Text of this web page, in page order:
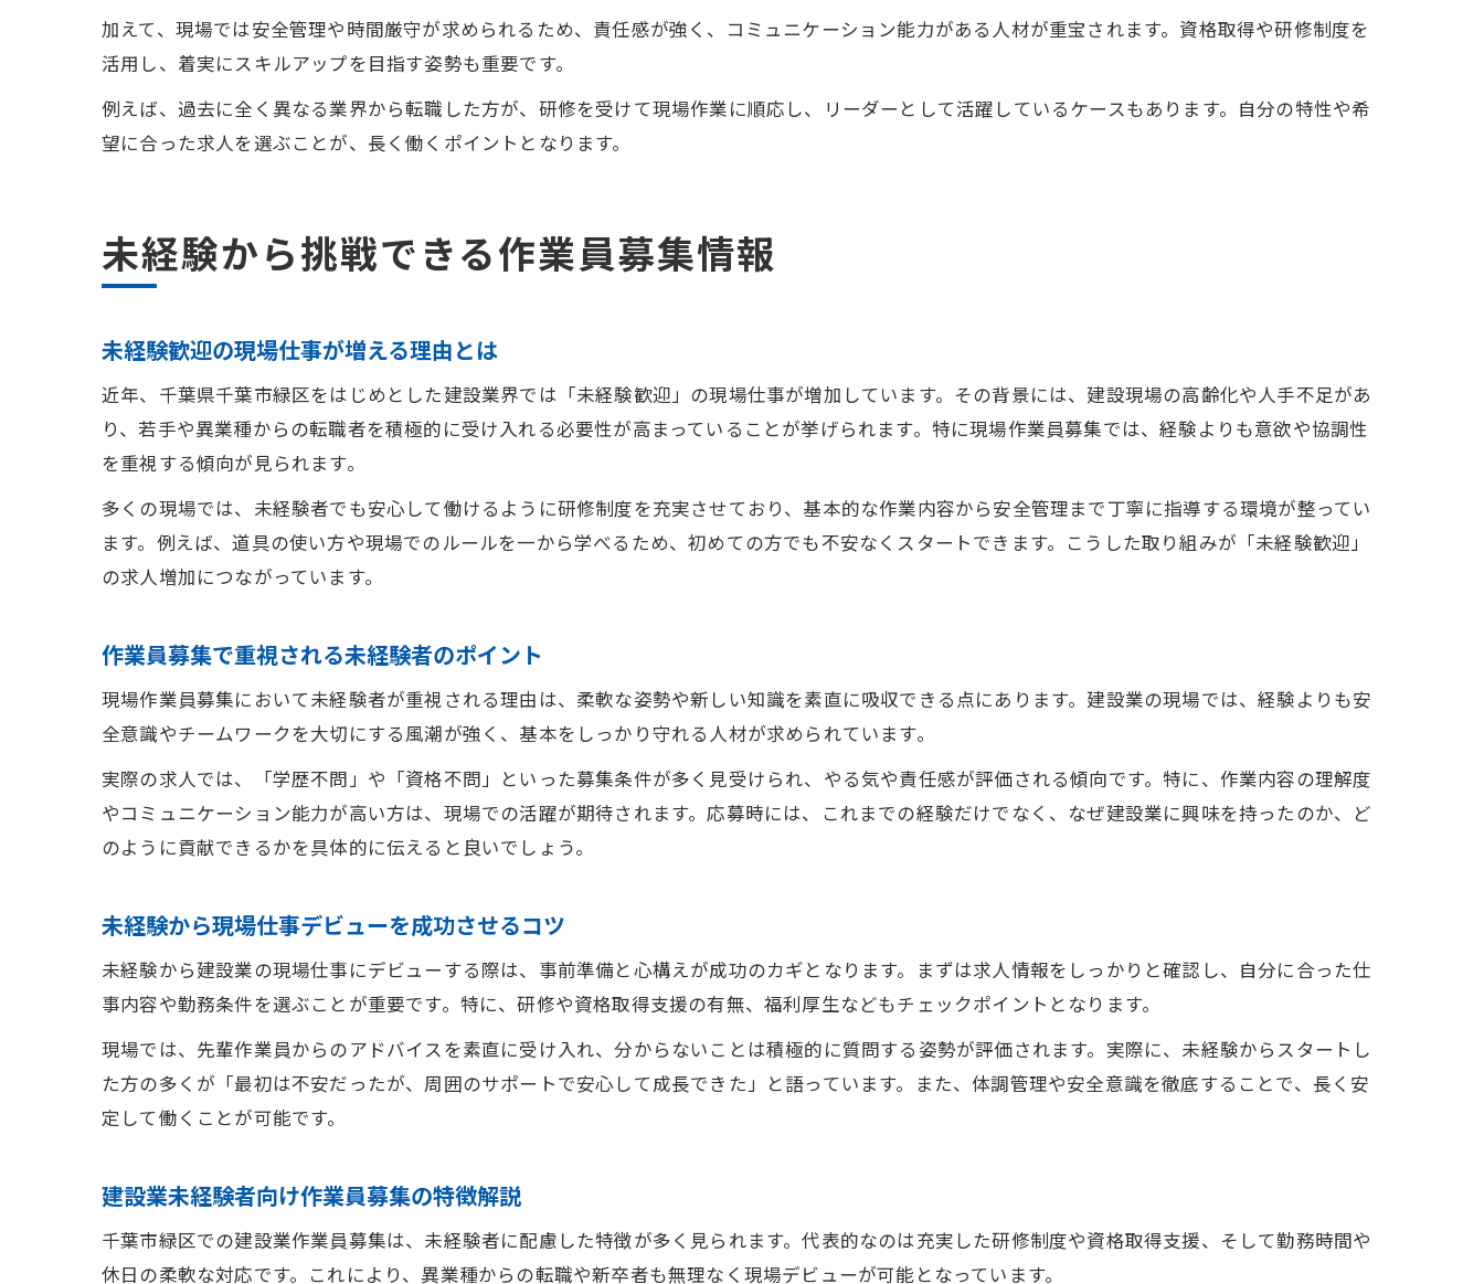
加えて、現場では安全管理や時間厳守が求められるため、責任感が強く、コミュニケーション能力がある人材が重宝されます。資格取得や研修制度を
活用し、着実にスキルアップを目指す姿勢も重要です。
例えば、過去に全く異なる業界から転職した方が、研修を受けて現場作業に順応し、リーダーとして活躍しているケースもあります。自分の特性や希
望に合った求人を選ぶことが、長く働くポイントとなります。
未経験から挑戦できる作業員募集情報
未経験歓迎の現場仕事が増える理由とは
近年、千葉県千葉市緑区をはじめとした建設業界では「未経験歓迎」の現場仕事が増加しています。その背景には、建設現場の高齢化や人手不足があ
り、若手や異業種からの転職者を積極的に受け入れる必要性が高まっていることが挙げられます。特に現場作業員募集では、経験よりも意欲や協調性
を重視する傾向が見られます。
多くの現場では、未経験者でも安心して働けるように研修制度を充実させており、基本的な作業内容から安全管理まで丁寧に指導する環境が整ってい
ます。例えば、道具の使い方や現場でのルールを一から学べるため、初めての方でも不安なくスタートできます。こうした取り組みが「未経験歓迎」
の求人増加につながっています。
作業員募集で重視される未経験者のポイント
現場作業員募集において未経験者が重視される理由は、柔軟な姿勢や新しい知識を素直に吸収できる点にあります。建設業の現場では、経験よりも安
全意識やチームワークを大切にする風潮が強く、基本をしっかり守れる人材が求められています。
実際の求人では、「学歴不問」や「資格不問」といった募集条件が多く見受けられ、やる気や責任感が評価される傾向です。特に、作業内容の理解度
やコミュニケーション能力が高い方は、現場での活躍が期待されます。応募時には、これまでの経験だけでなく、なぜ建設業に興味を持ったのか、ど
のように貢献できるかを具体的に伝えると良いでしょう。
未経験から現場仕事デビューを成功させるコツ
未経験から建設業の現場仕事にデビューする際は、事前準備と心構えが成功のカギとなります。まずは求人情報をしっかりと確認し、自分に合った仕
事内容や勤務条件を選ぶことが重要です。特に、研修や資格取得支援の有無、福利厚生などもチェックポイントとなります。
現場では、先輩作業員からのアドバイスを素直に受け入れ、分からないことは積極的に質問する姿勢が評価されます。実際に、未経験からスタートし
た方の多くが「最初は不安だったが、周囲のサポートで安心して成長できた」と語っています。また、体調管理や安全意識を徹底することで、長く安
定して働くことが可能です。
建設業未経験者向け作業員募集の特徴解説
千葉市緑区での建設業作業員募集は、未経験者に配慮した特徴が多く見られます。代表的なのは充実した研修制度や資格取得支援、そして勤務時間や
休日の柔軟な対応です。これにより、異業種からの転職や新卒者も無理なく現場デビューが可能となっています。